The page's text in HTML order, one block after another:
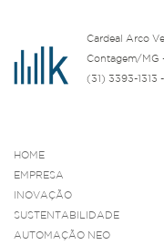
Cardeal Arco
Contagem/MG
(31) 3393-1313
HOME
EMPRESA
INOVAÇÃO
SUSTENTABILIDADE
AUTOMAÇÃO NEO